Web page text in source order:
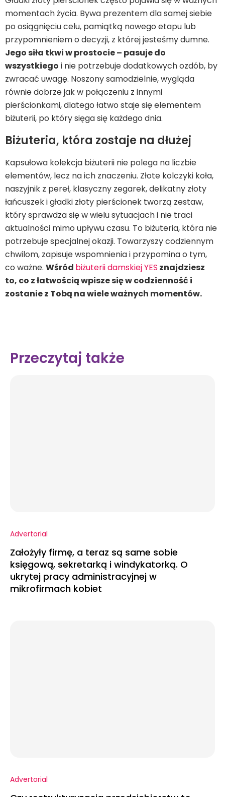
momentach życia. Bywa prezentem dla samej siebie
po osiągnięciu celu, pamiątką nowego etapu lub
przypomnieniem o decyzji, z której jesteśmy dumne.
Jego siła tkwi w prostocie – pasuje do
wszystkiego i nie potrzebuje dodatkowych ozdób, by
zwracać uwagę. Noszony samodzielnie, wygląda
równie dobrze jak w połączeniu z innymi
pierścionkami, dlatego łatwo staje się elementem
biżuterii, po który sięga się każdego dnia.
Biżuteria, która zostaje na dłużej
Kapsułowa kolekcja biżuterii nie polega na liczbie
elementów, lecz na ich znaczeniu. Złote kolczyki koła,
naszyjnik z pereł, klasyczny zegarek, delikatny złoty
łańcuszek i gładki złoty pierścionek tworzą zestaw,
który sprawdza się w wielu sytuacjach i nie traci
aktualności mimo upływu czasu. To biżuteria, która nie
potrzebuje specjalnej okazji. Towarzyszy codziennym
chwilom, zapisuje wspomnienia i przypomina o tym,
co ważne. Wśród biżuterii damskiej YES znajdziesz
to, co z łatwością wpisze się w codzienność i
zostanie z Tobą na wiele ważnych momentów.
Przeczytaj także
Advertorial
Założyły firmę, a teraz są same sobie
księgową, sekretarką i windykatorką. O
ukrytej pracy administracyjnej w
mikrofirmach kobiet
Advertorial